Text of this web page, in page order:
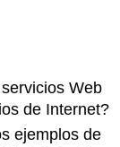
Web
de Internet?
ejemplos de